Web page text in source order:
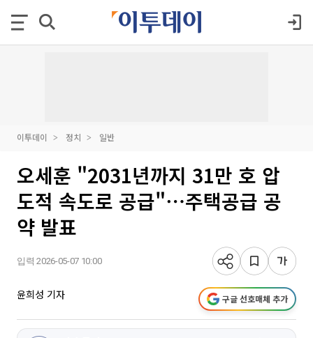
이투데이 정치 일반
오세훈 "2031년까지 31만 호 압
도적 속도로 공급"⋯주택공급 공
약 발표
입력 2026-05-07 10:00
윤희성 기자 구글 선호매체 추가